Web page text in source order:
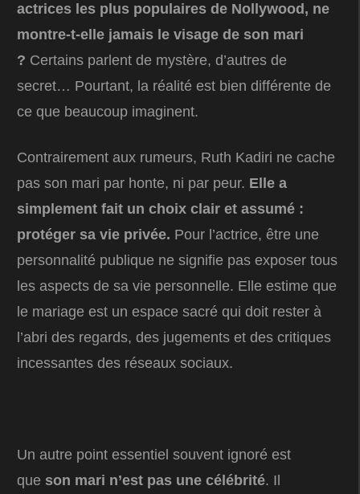
actrices les plus populaires de Nollywood, ne
montre-t-elle jamais le visage de son mari
? Certains parlent de mystère, d’autres de
secret… Pourtant, la réalité est bien différente de
ce que beaucoup imaginent.
Contrairement aux rumeurs, Ruth Kadiri ne cache
pas son mari par honte, ni par peur. Elle a
simplement fait un choix clair et assumé :
protéger sa vie privée. Pour l’actrice, être une
personnalité publique ne signifie pas exposer tous
les aspects de sa vie personnelle. Elle estime que
le mariage est un espace sacré qui doit rester à
l’abri des regards, des jugements et des critiques
incessantes des réseaux sociaux.
Un autre point essentiel souvent ignoré est
que son mari n’est pas une célébrité. Il